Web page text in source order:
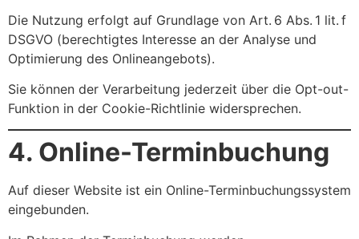
Die Nutzung erfolgt auf Grundlage von Art. 6 Abs. 1 lit. f
DSGVO (berechtigtes Interesse an der Analyse und
Optimierung des Onlineangebots).
Sie können der Verarbeitung jederzeit über die Opt-out-
Funktion in der Cookie-Richtlinie widersprechen.
4. Online-Terminbuchung
Auf dieser Website ist ein Online-Terminbuchungssystem
eingebunden.